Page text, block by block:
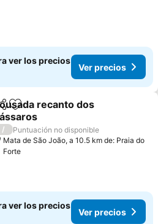
ver los precios
Ver precios
Añadir a favoritos
recanto dos
precios
/
Puntuación no disponible
Mata de São João, a 10.5 km de: Praia do
Forte
ver los precios
Ver precios